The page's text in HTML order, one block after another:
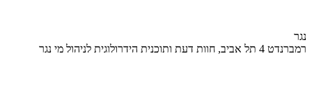
נגר
רמברנדט 4 תל אביב, חוות דעת ותוכנית הידרולוגית לניהול מי נגר